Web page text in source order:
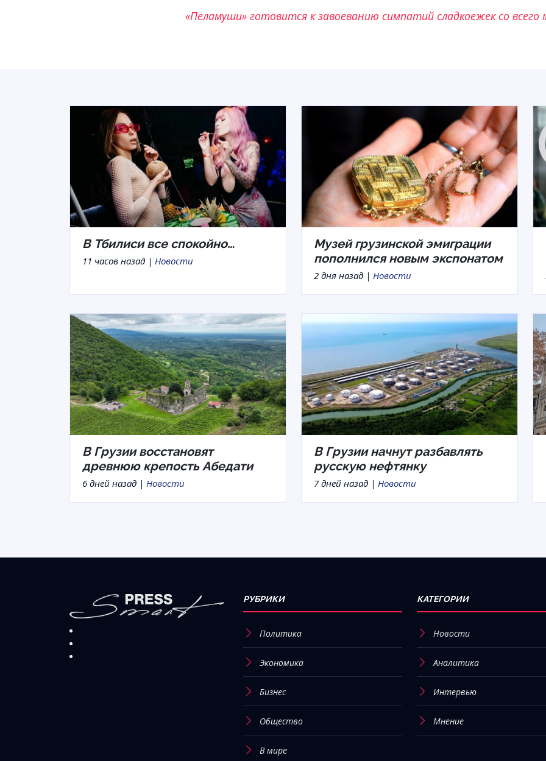
«Пеламуши» готовится к завоеванию симпатий сладкоежек со всего
В Тбилиси все спокойно…
11 часов назад | Новости
Музей грузинской эмиграции
пополнился новым экспонатом
2 дня назад | Новости
В Грузии восстановят
древнюю крепость Абедати
6 дней назад | Новости
В Грузии начнут разбавлять
русскую нефтянку
7 дней назад | Новости
РУБРИКИ
Политика
Экономика
Бизнес
Общество
В мире
КАТЕГОРИИ
Новости
Аналитика
Интервью
Мнение